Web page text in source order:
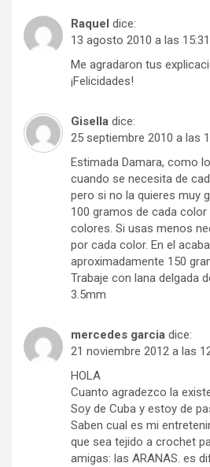
Raquel dice:
13 agosto 2010 a las 15:31
Me agradaron tus
¡Felicidades!
Gisella dice:
25 septiembre 2010 a las
Estimada Damara, como
cuando se necesita de
pero si no la quieres muy
100 gramos de cada
colores. Si usas menos
por cada color. En el
aproximadamente 150
Trabaje con lana delgada
3.5mm
mercedes garcia dice:
21 noviembre 2012 a las
HOLA
Cuanto agradezco la
Soy de Cuba y estoy de
Saben cual es mi
que sea tejido a crochet
amigas: las ARANAS. es